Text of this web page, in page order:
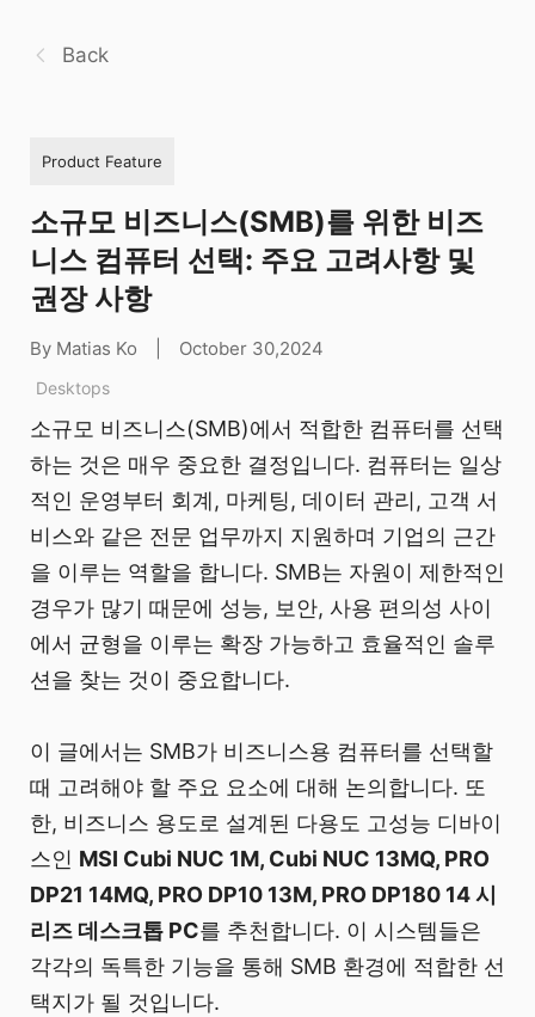
Back
Product Feature
소규모 비즈니스(SMB)를 위한 비즈
니스 컴퓨터 선택: 주요 고려사항 및
권장 사항
By Matias Ko October 30,2024
Desktops
소규모 비즈니스(SMB)에서 적합한 컴퓨터를 선택
하는 것은 매우 중요한 결정입니다. 컴퓨터는 일상
적인 운영부터 회계, 마케팅, 데이터 관리, 고객 서
비스와 같은 전문 업무까지 지원하며 기업의 근간
을 이루는 역할을 합니다. SMB는 자원이 제한적인
경우가 많기 때문에 성능, 보안, 사용 편의성 사이
에서 균형을 이루는 확장 가능하고 효율적인 솔루
션을 찾는 것이 중요합니다.
이 글에서는 SMB가 비즈니스용 컴퓨터를 선택할
때 고려해야 할 주요 요소에 대해 논의합니다. 또
한, 비즈니스 용도로 설계된 다용도 고성능 디바이
스인 MSI Cubi NUC 1M, Cubi NUC 13MQ, PRO
DP21 14MQ, PRO DP10 13M, PRO DP180 14 시
리즈 데스크톱 PC를 추천합니다. 이 시스템들은
각각의 독특한 기능을 통해 SMB 환경에 적합한 선
택지가 될 것입니다.